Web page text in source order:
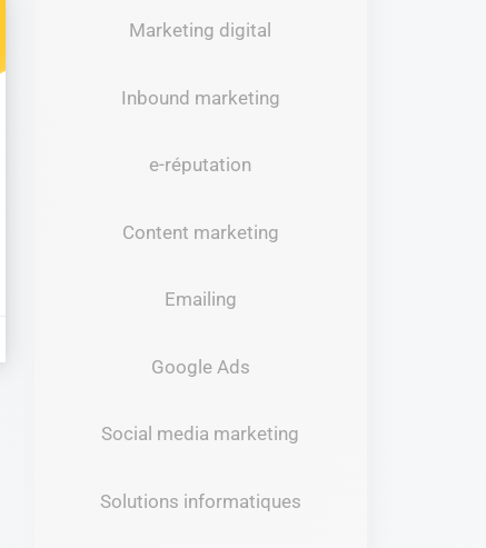
Personnalisez vos Options
Marketing digital
Inbound marketing
e-réputation
Content marketing
Emailing
Google Ads
Social media marketing
Solutions informatiques